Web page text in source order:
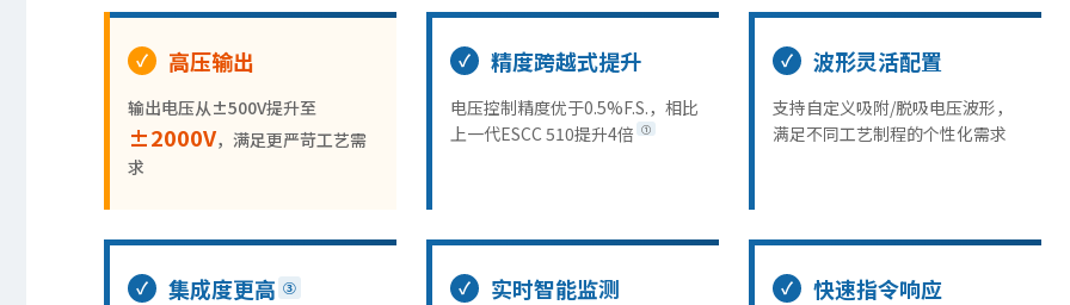
高压输出
输出电压从±500V提升至
±2000V，满足更严苛工艺需
求
精度跨越式提升
电压控制精度优于0.5%F.S.，相比
上一代ESCC 510提升4倍 ①
波形灵活配置
支持自定义吸附/脱吸电压波形，
满足不同工艺制程的个性化需求
集成度更高 ③ 实时智能监测 快速指令响应